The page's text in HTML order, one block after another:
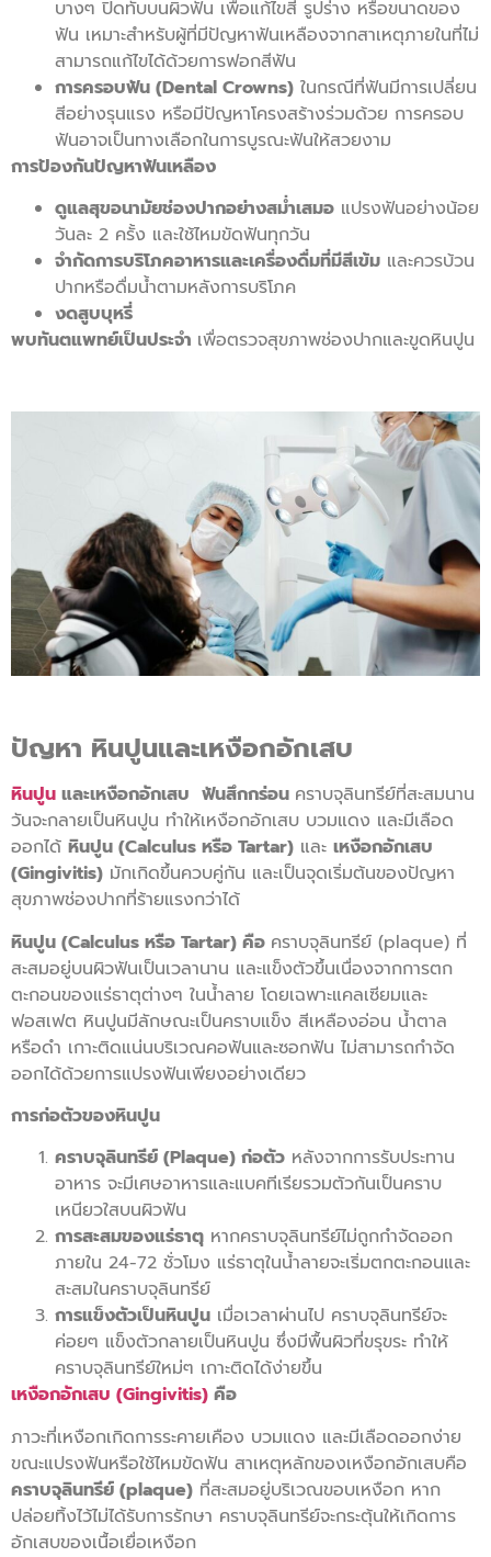
บางๆ ปิดทับบนผิวฟัน เพื่อแก้ไขสี รูปร่าง หรือขนาดของ
ฟัน เหมาะสำหรับผู้ที่มีปัญหาฟันเหลืองจากสาเหตุภายในที่ไม่
สามารถแก้ไขได้ด้วยการฟอกสีฟัน
การครอบฟัน (Dental Crowns) ในกรณีที่ฟันมีการเปลี่ยน
สีอย่างรุนแรง หรือมีปัญหาโครงสร้างร่วมด้วย การครอบ
ฟันอาจเป็นทางเลือกในการบูรณะฟันให้สวยงาม
การป้องกันปัญหาฟันเหลือง
ดูแลสุขอนามัยช่องปากอย่างสม่ำเสมอ แปรงฟันอย่างน้อย
วันละ 2 ครั้ง และใช้ไหมขัดฟันทุกวัน
จำกัดการบริโภคอาหารและเครื่องดื่มที่มีสีเข้ม และควรบ้วน
ปากหรือดื่มน้ำตามหลังการบริโภค
งดสูบบุหรี่
พบทันตแพทย์เป็นประจำ เพื่อตรวจสุขภาพช่องปากและขูดหินปูน
ปัญหา หินปูนและเหงือกอักเสบ
หินปูน และเหงือกอักเสบ ฟันสึกกร่อน คราบจุลินทรีย์ที่สะสมนาน
วันจะกลายเป็นหินปูน ทำให้เหงือกอักเสบ บวมแดง และมีเลือด
ออกได้ หินปูน (Calculus หรือ Tartar) และ เหงือกอักเสบ
(Gingivitis) มักเกิดขึ้นควบคู่กัน และเป็นจุดเริ่มต้นของปัญหา
สุขภาพช่องปากที่ร้ายแรงกว่าได้
หินปูน (Calculus หรือ Tartar) คือ คราบจุลินทรีย์ (plaque) ที่
สะสมอยู่บนผิวฟันเป็นเวลานาน และแข็งตัวขึ้นเนื่องจากการตก
ตะกอนของแร่ธาตุต่างๆ ในน้ำลาย โดยเฉพาะแคลเซียมและ
ฟอสเฟต หินปูนมีลักษณะเป็นคราบแข็ง สีเหลืองอ่อน น้ำตาล
หรือดำ เกาะติดแน่นบริเวณคอฟันและซอกฟัน ไม่สามารถกำจัด
ออกได้ด้วยการแปรงฟันเพียงอย่างเดียว
การก่อตัวของหินปูน
คราบจุลินทรีย์ (Plaque) ก่อตัว หลังจากการรับประทาน
อาหาร จะมีเศษอาหารและแบคทีเรียรวมตัวกันเป็นคราบ
เหนียวใสบนผิวฟัน
การสะสมของแร่ธาตุ หากคราบจุลินทรีย์ไม่ถูกกำจัดออก
ภายใน 24-72 ชั่วโมง แร่ธาตุในน้ำลายจะเริ่มตกตะกอนและ
สะสมในคราบจุลินทรีย์
การแข็งตัวเป็นหินปูน เมื่อเวลาผ่านไป คราบจุลินทรีย์จะ
ค่อยๆ แข็งตัวกลายเป็นหินปูน ซึ่งมีพื้นผิวที่ขรุขระ ทำให้
คราบจุลินทรีย์ใหม่ๆ เกาะติดได้ง่ายขึ้น
เหงือกอักเสบ (Gingivitis) คือ
ภาวะที่เหงือกเกิดการระคายเคือง บวมแดง และมีเลือดออกง่าย
ขณะแปรงฟันหรือใช้ไหมขัดฟัน สาเหตุหลักของเหงือกอักเสบคือ
คราบจุลินทรีย์ (plaque) ที่สะสมอยู่บริเวณขอบเหงือก หาก
ปล่อยทิ้งไว้ไม่ได้รับการรักษา คราบจุลินทรีย์จะกระตุ้นให้เกิดการ
อักเสบของเนื้อเยื่อเหงือก